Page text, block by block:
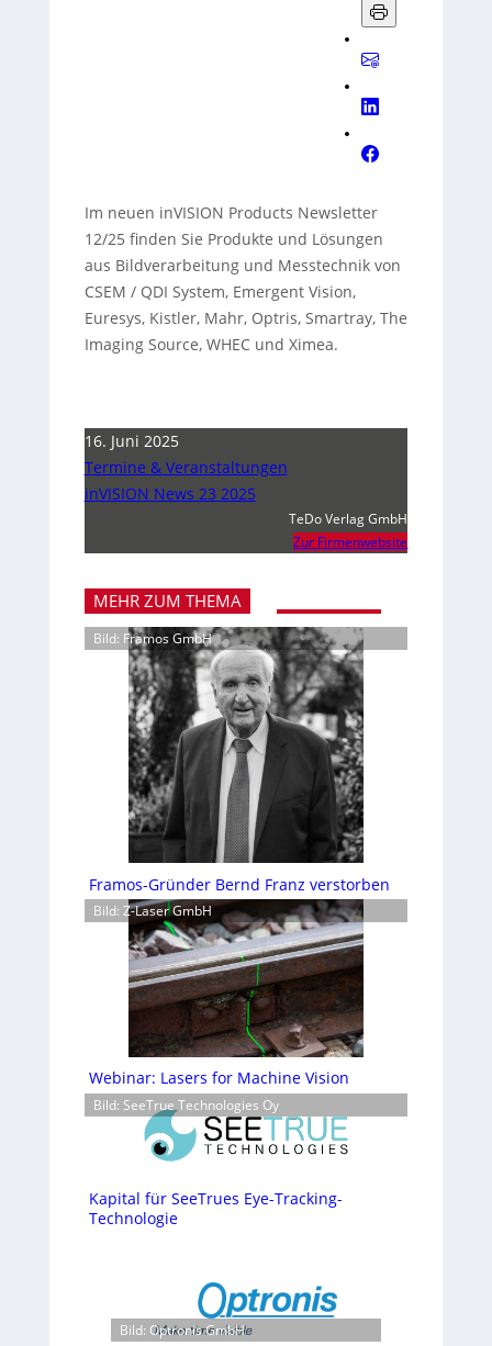
Im neuen inVISION Products Newsletter
12/25 finden Sie Produkte und Lösungen
aus Bildverarbeitung und Messtechnik von
CSEM / QDI System, Emergent Vision,
Euresys, Kistler, Mahr, Optris, Smartray, The
Imaging Source, WHEC und Ximea.
16. Juni 2025
Termine & Veranstaltungen
inVISION News 23 2025
TeDo Verlag GmbH
Zur Firmenwebsite
MEHR ZUM THEMA
Bild: Framos GmbH
Framos-Gründer Bernd Franz verstorben
Bild: Z-Laser GmbH
Webinar: Lasers for Machine Vision
Bild: SeeTrue Technologies Oy
Kapital für SeeTrues Eye-Tracking-
Technologie
Bild: Optronis GmbH